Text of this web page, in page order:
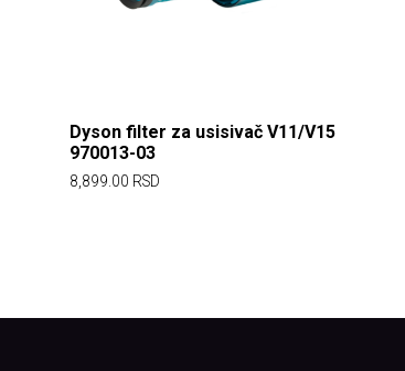
Dyson filter za usisivač V11/V15
970013-03
8,899.00 RSD